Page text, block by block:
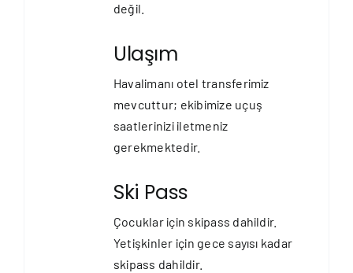
değil.
Ulaşım
Havalimanı otel transferimiz
mevcuttur; ekibimize uçuş
saatlerinizi iletmeniz
gerekmektedir.
Ski Pass
Çocuklar için skipass dahildir.
Yetişkinler için gece sayısı kadar
skipass dahildir.